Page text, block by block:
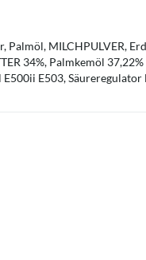
Palmöl, MILCHPULVER,
34%, Palmkemöl
E503,